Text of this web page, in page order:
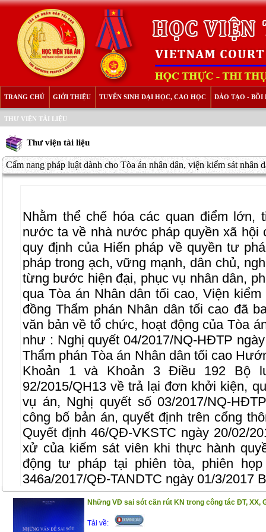
TRANG CHỦ GIỚI THIỆU TUYỂN SINH ĐẠI HỌC, CAO HỌC ĐÀO TẠO - BỒI
THƯ VIỆN TÀI LIỆU
Thư viện tài liệu
Cẩm nang pháp luật dành cho Tòa án nhân dân, viện kiểm sát nhân
Nhằm thể chế hóa các quan điểm lớn,
nước ta về nhà nước pháp quyền xã hội
quy định của Hiến pháp về quyền tư
pháp trong ạch, vững mạnh, dân chủ,
từng bước hiện đại, phục vụ nhân dân,
qua Tòa án Nhân dân tối cao, Viện
đồng Thẩm phán Nhân dân tối cao đã
văn bản về tổ chức, hoạt động của Tòa
như : Nghị quyết 04/2017/NQ-HĐTP
Thẩm phán Tòa án Nhân dân tối cao
Khoản 1 và Khoản 3 Điều 192 Bộ
92/2015/QH13 về trả lại đơn khởi kiện,
vụ án, Nghị quyết số 03/2017/NQ-
công bố bản án, quyết định trên cổng
Quyết định 46/QĐ-VKSTC ngày 20/02/
xử của kiểm sát viên khi thực hành
động tư pháp tại phiên tòa, phiên
346a/2017/QĐ-TANDTC ngày 01/3/2017
kiểm tra trong tòa án nhân dân…
Để phổ biến những quy định mới liên
Những VĐ sai sót cần rút KN trong công tác ĐT, XX,
Tải về: